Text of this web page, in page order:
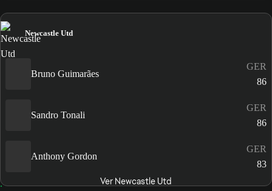
Newcastle Utd
Bruno Guimarães
GER
86
Sandro Tonali
GER
86
Anthony Gordon
GER
83
Ver Newcastle Utd